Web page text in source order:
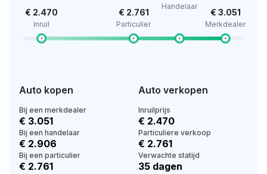
€ 2.470
Inruil
€ 2.761
Particulier
Handelaar
€ 3.051
Merkdealer
Auto kopen
Bij een merkdealer
€ 3.051
Bij een handelaar
€ 2.906
Bij een particulier
€ 2.761
Auto verkopen
Inruilprijs
€ 2.470
Particuliere verkoop
€ 2.761
Verwachte statijd
35 dagen